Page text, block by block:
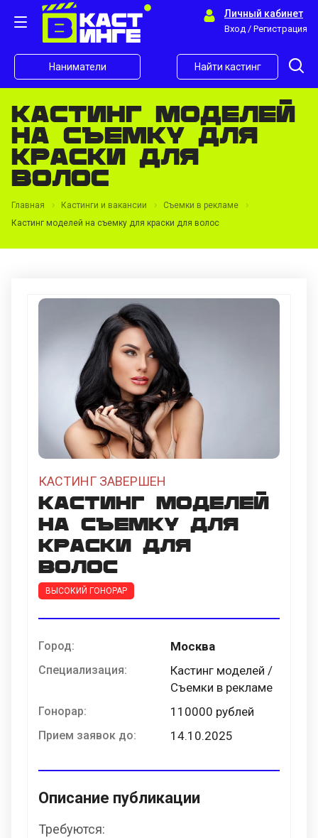
Личный кабинет
Вход / Регистрация
Наниматели Найти кастинг
Кастинг моделей
на съемку для
краски для
волос
Главная Кастинги и вакансии
Съемки в рекламе
Кастинг моделей на съемку для краски для волос
КАСТИНГ ЗАВЕРШЕН
Кастинг моделей
на съемку для
краски для
волос
ВЫСОКИЙ ГОНОРАР
Город: Москва
Специализация:
Кастинг моделей /
Съемки в рекламе
Гонорар: 110000 рублей
Прием заявок до: 14.10.2025
Описание публикации
Требуются: